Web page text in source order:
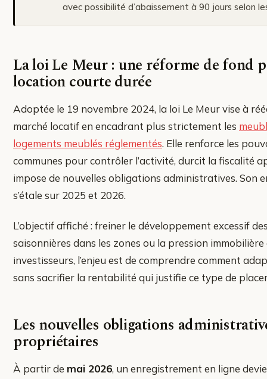
avec possibilité d’abaissement à 90 jours selon
La loi Le Meur : une réforme de fond
location courte durée
Adoptée le 19 novembre 2024, la loi Le Meur vise à
marché locatif en encadrant plus strictement les
logements meublés réglementés. Elle renforce les
communes pour contrôler l’activité, durcit la fiscalité
impose de nouvelles obligations administratives. Son
s’étale sur 2025 et 2026.
L’objectif affiché : freiner le développement excessif
saisonnières dans les zones ou la pression
investisseurs, l’enjeu est de comprendre comment
sans sacrifier la rentabilité qui justifie ce type de
Les nouvelles obligations
propriétaires
À partir de mai 2026, un enregistrement en ligne